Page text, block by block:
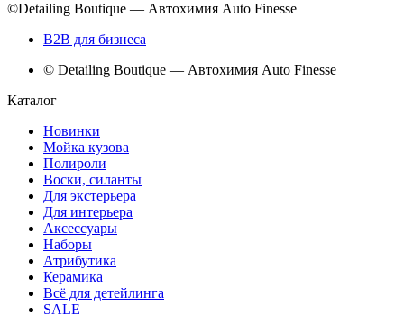
©Detailing Boutique — Автохимия Auto Finesse
B2B для бизнеса
© Detailing Boutique — Автохимия Auto Finesse
Каталог
Новинки
Мойка кузова
Полироли
Воски, силанты
Для экстерьера
Для интерьера
Аксессуары
Наборы
Атрибутика
Керамика
Всё для детейлинга
SALE